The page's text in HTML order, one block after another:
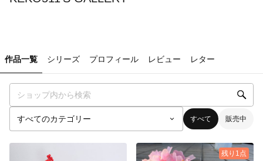
作品一覧 シリーズ プロフィール レビュー レター
すべて 販売中
残り1点